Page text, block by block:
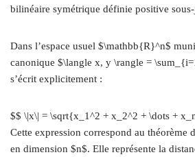
bilinéaire symétrique définie positive sous-
Dans l’espace usuel $\mathbb{R}^n$
canonique $\langle x, y \rangle =
s’écrit explicitement :
$$ \|x\| = \sqrt{x_1^2 + x_2^2 + \dots +
Cette expression correspond au théorème
en dimension $n$. Elle représente la